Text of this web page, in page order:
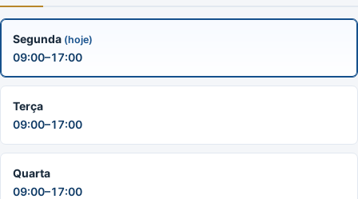
Segunda (hoje)
09:00–17:00
Terça
09:00–17:00
Quarta
09:00–17:00